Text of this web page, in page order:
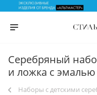
Серебряный
и ложка с эмалью
Наборы с детскими